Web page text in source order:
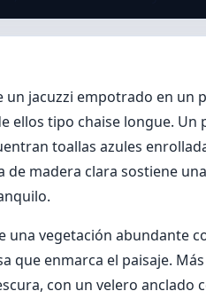
jacuzzi empotrado en un
ellos tipo chaise longue.
toallas azules
madera clara sostiene
una vegetación abundante
que enmarca el paisaje.
con un velero anclado